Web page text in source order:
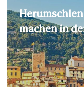
machen in